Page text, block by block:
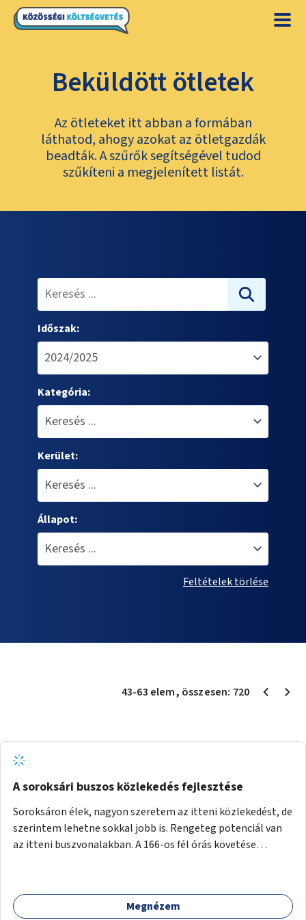
Beküldött ötletek
Az ötleteket itt abban a formában
láthatod, ahogy azokat az ötletgazdák
beadták. A szűrők segítségével tudod
szűkíteni a megjelenített listát.
Időszak:
Kategória:
Kerület:
Állapot:
Feltételek törlése
43-63 elem, összesen: 720
A soroksári buszos közlekedés fejlesztése
Soroksáron élek, nagyon szeretem az itteni közlekedést, de
szerintem lehetne sokkal jobb is. Rengeteg potenciál van
az itteni buszvonalakban. A 166-os fél órás követése
HÉVet, ráadásul kényelmes alacsonypadlós szolgáltatást
nyújt. Hétköznap csúcsidőben a 166-os járhatna 15
Megnézem